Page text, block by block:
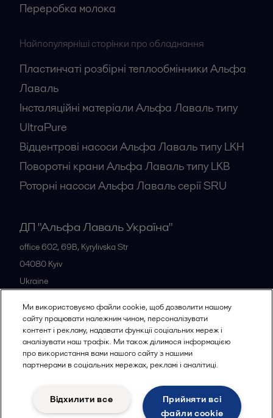
Переробка молока
Найпопулярніші сторінки про обладнання
Пластинчаті розбірні теплообмінники Альфа
Лаваль
Інсталяційні матеріали Альфа Лаваль типу
UltraPure
Відцентрові насоси Альфа Лаваль типу LKH
Поворотні крани Альфа Лаваль типу LKB
Роторні насоси Альфа Лаваль серії SRU
ДП "Альфа Лаваль Україна"
office 602, 69B, Kyrylivska Str
04080 Kyiv
Ukraine
Всі офіси
Політика конфіденційності
Політика використання файлів cookies
Юридичні умови
Ми використовуємо файли cookie, щоб дозволити нашому
сайту працювати належним чином, персоналізувати
контент і рекламу, надавати функції соціальних мереж і
аналізувати наш трафік. Ми також ділимося інформацією
про використання вами нашого сайту з нашими
партнерами в соціальних мережах, рекламі і аналітиці.
Прийняти всі
файли сookie
Відхилити все